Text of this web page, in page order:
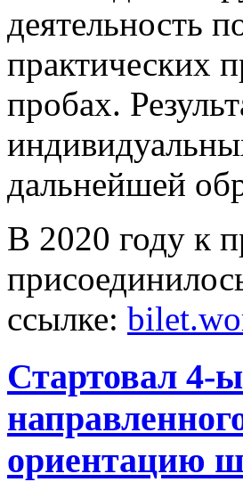
деятельность
практических
пробах.
дальнейшей
В 2020 году к
ссылке:
Стартовал 4-
ориентацию